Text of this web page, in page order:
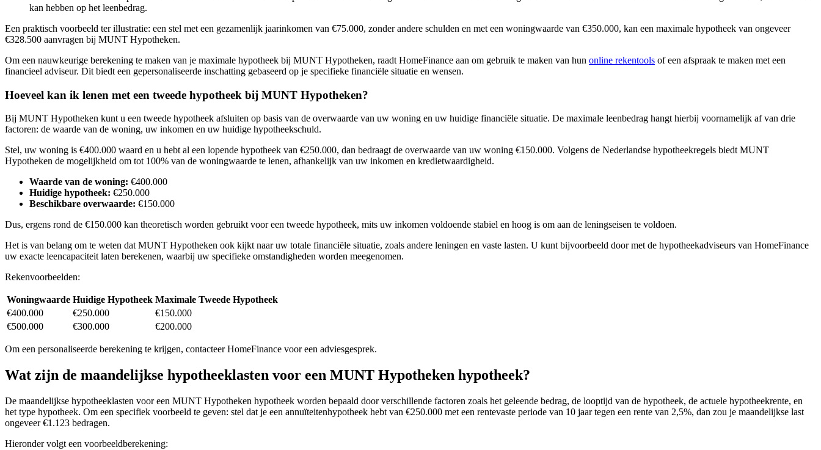
kan hebben op het leenbedrag.
Een praktisch voorbeeld ter illustratie: een stel met een gezamenlijk jaarinkomen van €75.000, zonder andere schulden en met een woningwaarde van €350.000, kan een maximale hypotheek van ongeveer
€328.500 aanvragen bij MUNT Hypotheken.
Om een nauwkeurige berekening te maken van je maximale hypotheek bij MUNT Hypotheken, raadt HomeFinance aan om gebruik te maken van hun online rekentools of een afspraak te maken met een
financieel adviseur. Dit biedt een gepersonaliseerde inschatting gebaseerd op je specifieke financiële situatie en wensen.
Hoeveel kan ik lenen met een tweede hypotheek bij MUNT Hypotheken?
Bij MUNT Hypotheken kunt u een tweede hypotheek afsluiten op basis van de overwaarde van uw woning en uw huidige financiële situatie. De maximale leenbedrag hangt hierbij voornamelijk af van drie
factoren: de waarde van de woning, uw inkomen en uw huidige hypotheekschuld.
Stel, uw woning is €400.000 waard en u hebt al een lopende hypotheek van €250.000, dan bedraagt de overwaarde van uw woning €150.000. Volgens de Nederlandse hypotheekregels biedt MUNT
Hypotheken de mogelijkheid om tot 100% van de woningwaarde te lenen, afhankelijk van uw inkomen en kredietwaardigheid.
Waarde van de woning: €400.000
Huidige hypotheek: €250.000
Beschikbare overwaarde: €150.000
Dus, ergens rond de €150.000 kan theoretisch worden gebruikt voor een tweede hypotheek, mits uw inkomen voldoende stabiel en hoog is om aan de leningseisen te voldoen.
Het is van belang om te weten dat MUNT Hypotheken ook kijkt naar uw totale financiële situatie, zoals andere leningen en vaste lasten. U kunt bijvoorbeeld door met de hypotheekadviseurs van HomeFinance
uw exacte leencapaciteit laten berekenen, waarbij uw specifieke omstandigheden worden meegenomen.
Rekenvoorbeelden:
Woningwaarde Huidige Hypotheek Maximale Tweede Hypotheek
€400.000
€250.000
€150.000
€500.000
€300.000 €200.000
Om een personaliseerde berekening te krijgen, contacteer HomeFinance voor een adviesgesprek.
Wat zijn de maandelijkse hypotheeklasten voor een MUNT Hypotheken hypotheek?
De maandelijkse hypotheeklasten voor een MUNT Hypotheken hypotheek worden bepaald door verschillende factoren zoals het geleende bedrag, de looptijd van de hypotheek, de actuele hypotheekrente, en
het type hypotheek. Om een specifiek voorbeeld te geven: stel dat je een annuïteitenhypotheek hebt van €250.000 met een rentevaste periode van 10 jaar tegen een rente van 2,5%, dan zou je maandelijkse last
ongeveer €1.123 bedragen.
Hieronder volgt een voorbeeldberekening: